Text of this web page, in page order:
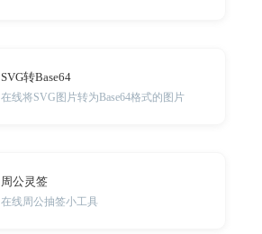
SVG转Base64
在线将SVG图片转为Base64格式的图片
周公灵签
在线周公抽签小工具